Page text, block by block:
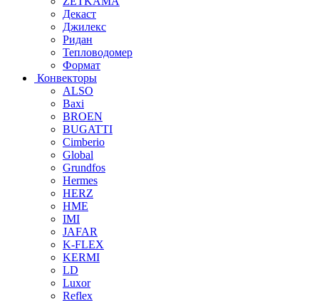
Декаст
Джилекс
Ридан
Тепловодомер
Формат
Конвекторы
ALSO
Baxi
BROEN
BUGATTI
Cimberio
Global
Grundfos
Hermes
HERZ
HME
IMI
JAFAR
K-FLEX
KERMI
LD
Luxor
Reflex